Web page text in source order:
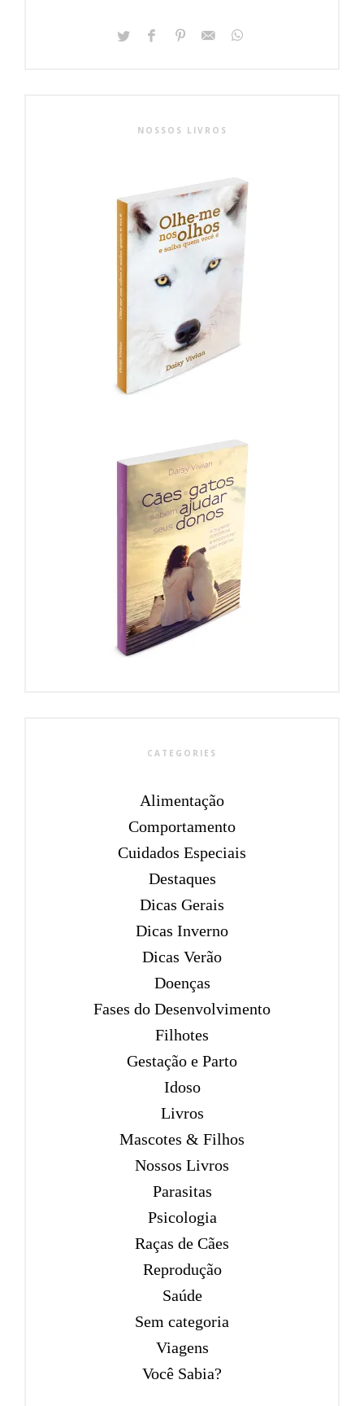
NOSSOS LIVROS
CATEGORIES
Alimentação
Comportamento
Cuidados Especiais
Destaques
Dicas Gerais
Dicas Inverno
Dicas Verão
Doenças
Fases do Desenvolvimento
Filhotes
Gestação e Parto
Idoso
Livros
Mascotes & Filhos
Nossos Livros
Parasitas
Psicologia
Raças de Cães
Reprodução
Saúde
Sem categoria
Viagens
Você Sabia?